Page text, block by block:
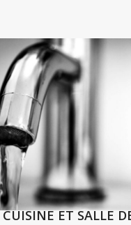
CUISINE ET SALLE